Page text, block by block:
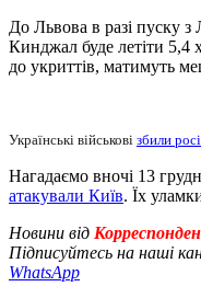
До Львова в разі пуску з
Кинджал буде летіти 5,4
до укриттів, матимуть
Українські військові збили
Нагадаємо вночі 13
атакували Київ. Їх
Новини від
Підписуйтесь на наші
WhatsApp